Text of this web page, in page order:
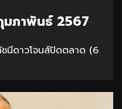
มภาพันธ์ 2567
นีดาวโจนส์ปิดตลาด (6